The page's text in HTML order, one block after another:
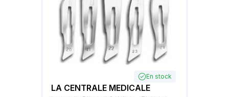
En stock
LA CENTRALE MEDICALE